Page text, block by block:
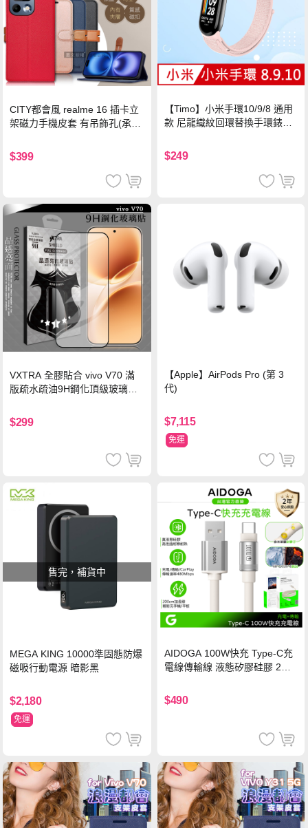
CITY都會風 realme 16 插卡立
架磁力手機皮套 有吊飾孔(承諾
$399
【Timo】小米手環10/9/8 通用
款 尼龍織紋回環替換手環錶帶-
$249
VXTRA 全膠貼合 vivo V70 滿
版疏水疏油9H鋼化頂級玻璃貼
$299
【Apple】AirPods Pro (第 3
代)
$7,115
免運
售完，補貨中
MEGA KING 10000準固態防爆
磁吸行動電源 暗影黑
$2,180
免運
AIDOGA 100W快充 Type-C充
電線傳輸線 液態矽膠硅膠 2M
$490